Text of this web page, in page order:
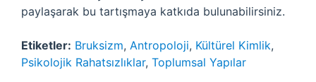
paylaşarak bu tartışmaya katkıda bulunabilirsiniz.
Etiketler: Bruksizm, Antropoloji, Kültürel Kimlik,
Psikolojik Rahatsızlıklar, Toplumsal Yapılar